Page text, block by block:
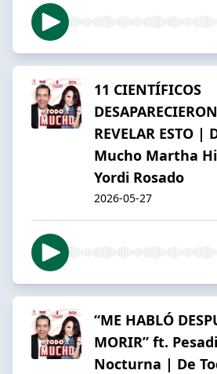
11 CIENTÍFICOS
REVELAR ESTO |
Mucho Martha
Yordi Rosado
2026-05-27
“ME HABLÓ
MORIR” ft.
Nocturna | De